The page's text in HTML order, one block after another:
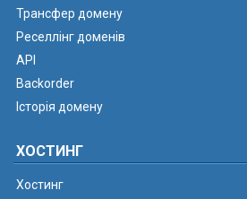
Трансфер домену
Реселлінг доменів
API
Backorder
Історія домену
ХОСТИНГ
Хостинг